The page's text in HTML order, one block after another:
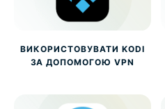
ВИКОРИСТОВУВАТИ KODI
ЗА ДОПОМОГОЮ VPN